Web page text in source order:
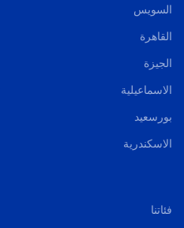
السويس
القاهرة
الجيزة
الاسماعيلية
بورسعيد
الاسكندرية
فئاتنا